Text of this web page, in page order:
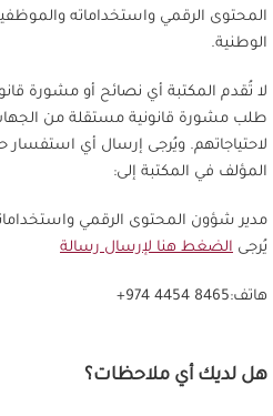
المحتوى الرقمي واستخداماته
الوطنية.
لا تُقدم المكتبة أي نصائح أو مشورة
طلب مشورة قانونية مستقلة من
لاحتياجاتهم. ويُرجى إرسال أي
المؤلف في المكتبة إلى:
مدير شؤون المحتوى الرقمي
يُرجى الضغط هنا لإرسال رسالة
هاتف:8465 4454 974+
هل لديك أي ملاحظات؟